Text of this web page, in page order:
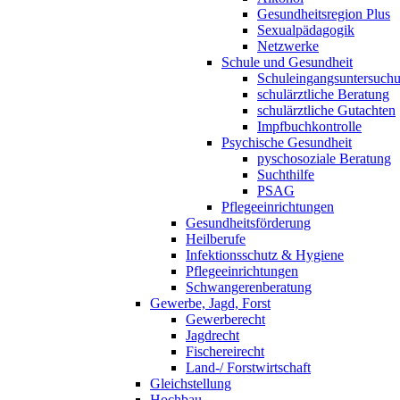
Gesundheitsregion Plus
Sexualpädagogik
Netzwerke
Schule und Gesundheit
schulärztliche Beratung
schulärztliche Gutachten
Impfbuchkontrolle
Psychische Gesundheit
pyschosoziale Beratung
Suchthilfe
PSAG
Pflegeeinrichtungen
Gesundheitsförderung
Heilberufe
Infektionsschutz & Hygiene
Pflegeeinrichtungen
Schwangerenberatung
Gewerbe, Jagd, Forst
Gewerberecht
Jagdrecht
Fischereirecht
Land-/ Forstwirtschaft
Gleichstellung